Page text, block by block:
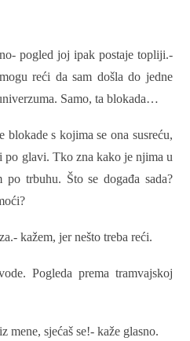
pogled joj ipak postaje topliji.-
reći da sam došla do jedne
Samo, ta blokada…
blokade s kojima se ona susreću,
po glavi. Tko zna kako je njima u
po trbuhu. Što se događa sada?
kažem, jer nešto treba reći.
Pogleda prema tramvajskoj
mene, sjećaš se!- kaže glasno.